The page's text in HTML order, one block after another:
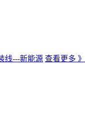
线---新能源 查看更多 》